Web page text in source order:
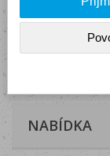
NABÍDKA